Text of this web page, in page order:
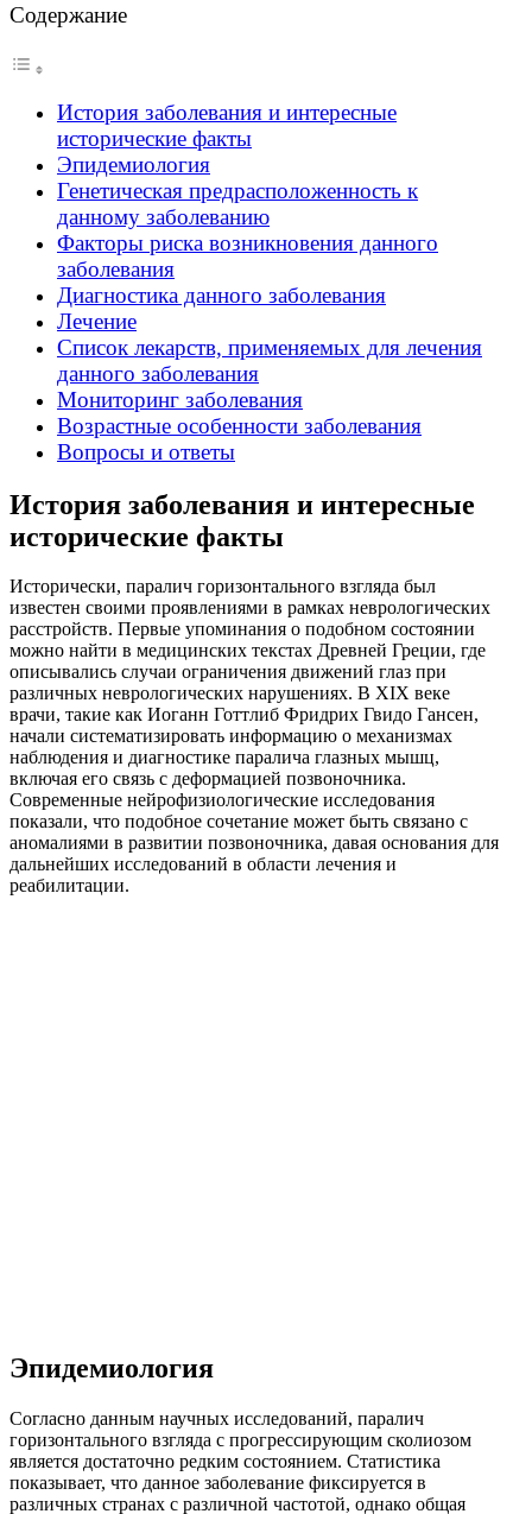
Содержание
История заболевания и интересные
исторические факты
Эпидемиология
Генетическая предрасположенность к
данному заболеванию
Факторы риска возникновения данного
заболевания
Диагностика данного заболевания
Лечение
Список лекарств, применяемых для лечения
данного заболевания
Мониторинг заболевания
Возрастные особенности заболевания
Вопросы и ответы
История заболевания и интересные
исторические факты
Исторически, паралич горизонтального взгляда был
известен своими проявлениями в рамках неврологических
расстройств. Первые упоминания о подобном состоянии
можно найти в медицинских текстах Древней Греции, где
описывались случаи ограничения движений глаз при
различных неврологических нарушениях. В XIX веке
врачи, такие как Иоганн Готтлиб Фридрих Гвидо Гансен,
начали систематизировать информацию о механизмах
наблюдения и диагностике паралича глазных мышц,
включая его связь с деформацией позвоночника.
Современные нейрофизиологические исследования
показали, что подобное сочетание может быть связано с
аномалиями в развитии позвоночника, давая основания для
дальнейших исследований в области лечения и
реабилитации.
Эпидемиология
Согласно данным научных исследований, паралич
горизонтального взгляда с прогрессирующим сколиозом
является достаточно редким состоянием. Статистика
показывает, что данное заболевание фиксируется в
различных странах с различной частотой, однако общая